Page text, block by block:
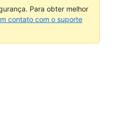
Para obter melhor
contato com o suporte